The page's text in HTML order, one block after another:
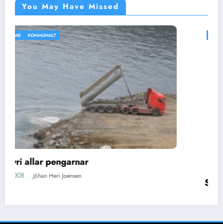
You May Have Missed
IKKI BÓLKAÐ VEÐRIÐ
Silvitni